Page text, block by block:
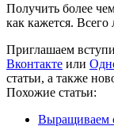
Получить более
как кажется.
Приглашаем
Вконтакте или
статьи, а также
Похожие статьи:
Выращиваем